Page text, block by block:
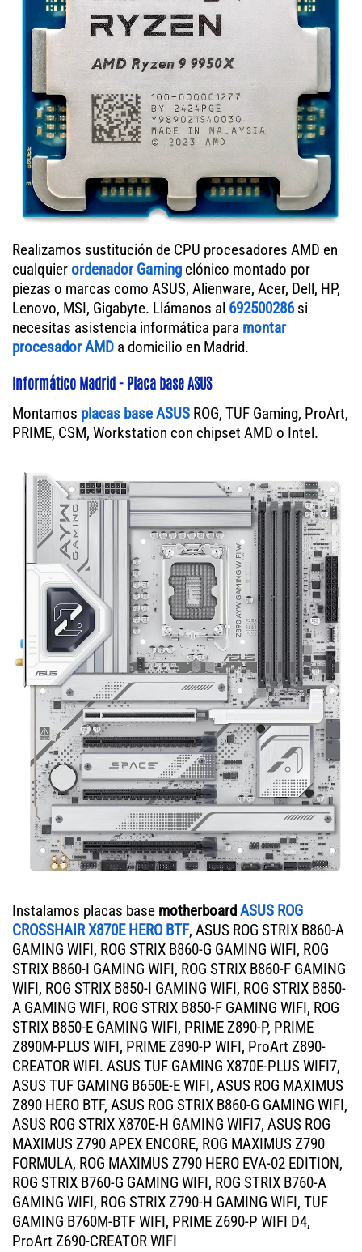
Realizamos sustitución de CPU procesadores AMD en
cualquierordenador Gaming clónico montado por
piezas o marcas como ASUS, Alienware, Acer, Dell, HP,
Lenovo, MSI, Gigabyte. Llámanos al 692500286si
necesitas asistencia informática para montar
procesador AMD a domicilio en Madrid.
Informático Madrid - Placa base ASUS
Montamos placas base ASUS ROG, TUF Gaming, ProArt,
PRIME, CSM, Workstation con chipset AMD o Intel.
Instalamos placas base motherboardASUS ROG
CROSSHAIR X870E HERO BTF, ASUS ROG STRIX B860-A
GAMING WIFI, ROG STRIX B860-G GAMING WIFI, ROG
STRIX B860-I GAMING WIFI, ROG STRIX B860-F GAMING
WIFI, ROG STRIX B850-I GAMING WIFI, ROG STRIX B850-
A GAMING WIFI, ROG STRIX B850-F GAMING WIFI, ROG
STRIX B850-E GAMING WIFI, PRIME Z890-P, PRIME
Z890M-PLUS WIFI, PRIME Z890-P WIFI, ProArt Z890-
CREATOR WIFI. ASUS TUF GAMING X870E-PLUS WIFI7,
ASUS TUF GAMING B650E-E WIFI, ASUS ROG MAXIMUS
Z890 HERO BTF, ASUS ROG STRIX B860-G GAMING WIFI,
ASUS ROG STRIX X870E-H GAMING WIFI7, ASUS ROG
MAXIMUS Z790 APEX ENCORE, ROG MAXIMUS Z790
FORMULA, ROG MAXIMUS Z790 HERO EVA-02 EDITION,
ROG STRIX B760-G GAMING WIFI, ROG STRIX B760-A
GAMING WIFI, ROG STRIX Z790-H GAMING WIFI, TUF
GAMING B760M-BTF WIFI, PRIME Z690-P WIFI D4,
ProArt Z690-CREATOR WIFI